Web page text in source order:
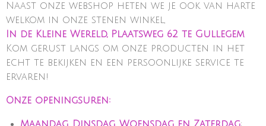
Naast onze webshop heten we je ook van harte
welkom in onze stenen winkel,
In de Kleine Wereld, Plaatsweg 62 te Gullegem.
Kom gerust langs om onze producten in het
echt te bekijken en een persoonlijke service te
ervaren!
Onze openingsuren: